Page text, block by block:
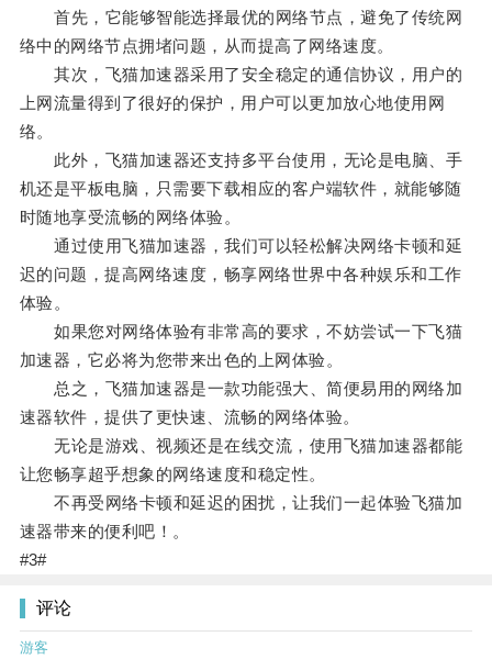
首先，它能够智能选择最优的网络节点，避免了传统网
络中的网络节点拥堵问题，从而提高了网络速度。
其次，飞猫加速器采用了安全稳定的通信协议，用户的
上网流量得到了很好的保护，用户可以更加放心地使用网
络。
此外，飞猫加速器还支持多平台使用，无论是电脑、手
机还是平板电脑，只需要下载相应的客户端软件，就能够随
时随地享受流畅的网络体验。
通过使用飞猫加速器，我们可以轻松解决网络卡顿和延
迟的问题，提高网络速度，畅享网络世界中各种娱乐和工作
体验。
如果您对网络体验有非常高的要求，不妨尝试一下飞猫
加速器，它必将为您带来出色的上网体验。
总之，飞猫加速器是一款功能强大、简便易用的网络加
速器软件，提供了更快速、流畅的网络体验。
无论是游戏、视频还是在线交流，使用飞猫加速器都能
让您畅享超乎想象的网络速度和稳定性。
不再受网络卡顿和延迟的困扰，让我们一起体验飞猫加
速器带来的便利吧！。
#3#
评论
游客